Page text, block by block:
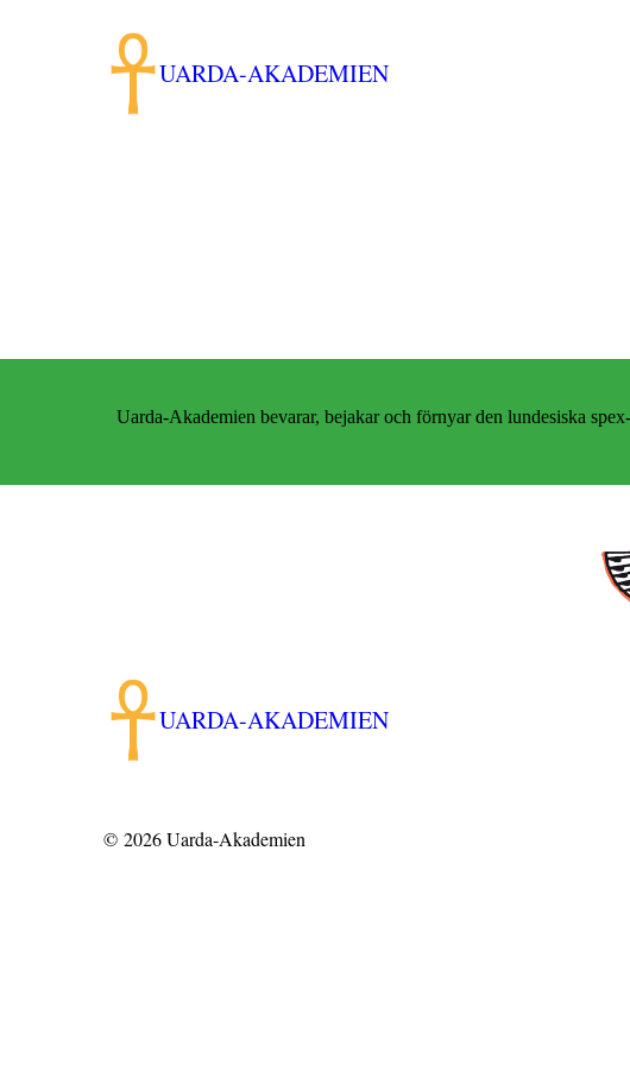
UARDA-AKADEMIEN
Uarda-Akademien bevarar, bejakar och förnyar den lundesiska
UARDA-AKADEMIEN
© 2026Uarda-Akademien